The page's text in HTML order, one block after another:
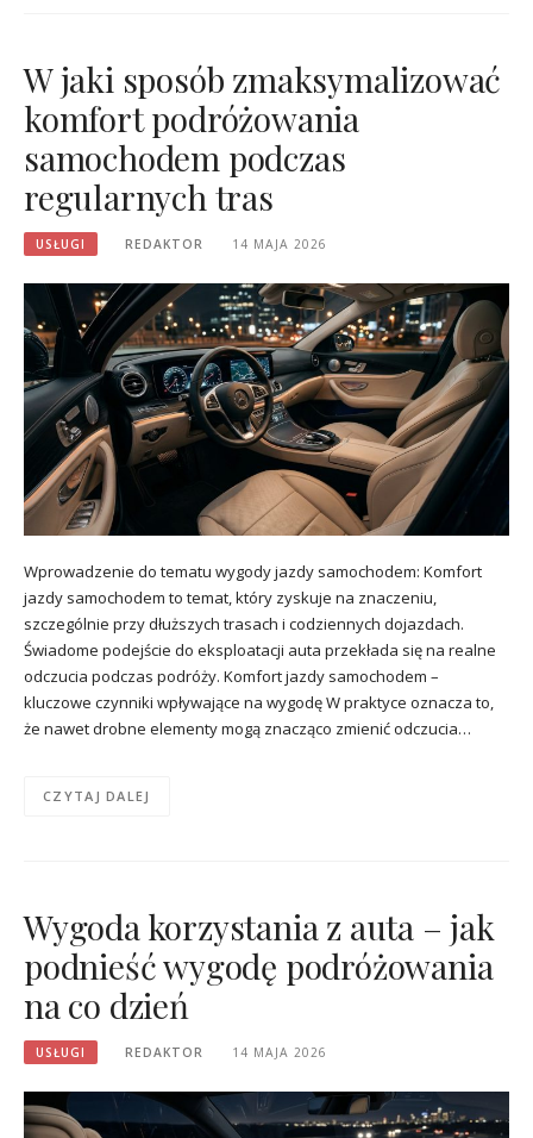
W jaki sposób zmaksymalizować
komfort podróżowania
samochodem podczas
regularnych tras
USŁUGI REDAKTOR 14 MAJA 2026
Wprowadzenie do tematu wygody jazdy samochodem: Komfort
jazdy samochodem to temat, który zyskuje na znaczeniu,
szczególnie przy dłuższych trasach i codziennych dojazdach.
Świadome podejście do eksploatacji auta przekłada się na realne
odczucia podczas podróży. Komfort jazdy samochodem –
kluczowe czynniki wpływające na wygodę W praktyce oznacza to,
że nawet drobne elementy mogą znacząco zmienić odczucia…
CZYTAJ DALEJ
Wygoda korzystania z auta – jak
podnieść wygodę podróżowania
na co dzień
USŁUGI REDAKTOR 14 MAJA 2026